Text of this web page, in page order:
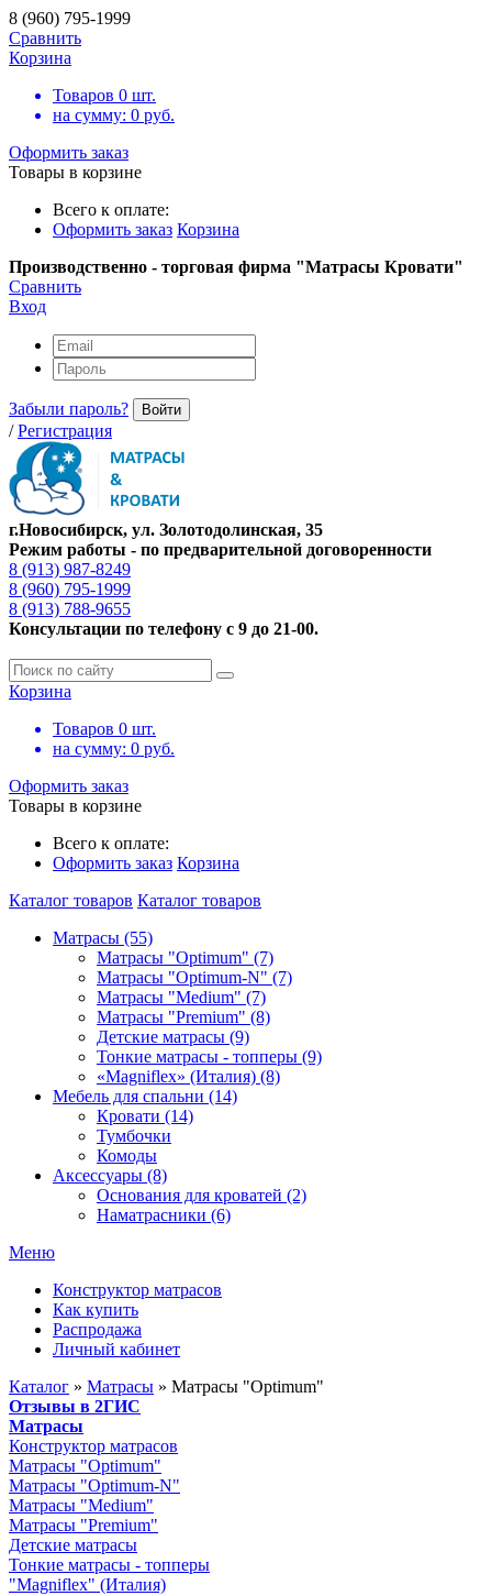
8 (960) 795-1999
Сравнить
Корзина
Товаров 0 шт.
на сумму: 0 руб.
Оформить заказ
Товары в корзине
Всего к оплате:
Оформить заказ Корзина
Производственно - торговая фирма "Матрасы Кровати"
Сравнить
Вход
Забыли пароль? Войти
/ Регистрация
г.Новосибирск, ул. Золотодолинская, 35
Режим работы - по предварительной договоренности
8 (913) 987-8249
8 (960) 795-1999
8 (913) 788-9655
Консультации по телефону с 9 до 21-00.
Корзина
Товаров 0 шт.
на сумму: 0 руб.
Оформить заказ
Товары в корзине
Всего к оплате:
Оформить заказ Корзина
Каталог товаров Каталог товаров
Матрасы (55)
Матрасы "Optimum" (7)
Матрасы "Optimum-N" (7)
Матрасы "Medium" (7)
Матрасы "Premium" (8)
Детские матрасы (9)
Тонкие матрасы - топперы (9)
«Magniflex» (Италия) (8)
Мебель для спальни (14)
Кровати (14)
Тумбочки
Комоды
Аксессуары (8)
Основания для кроватей (2)
Наматрасники (6)
Меню
Конструктор матрасов
Как купить
Распродажа
Личный кабинет
Каталог » Матрасы » Матрасы "Optimum"
Отзывы в 2ГИС
Матрасы
Конструктор матрасов
Матрасы "Optimum"
Матрасы "Optimum-N"
Матрасы "Medium"
Матрасы "Premium"
Детские матрасы
Тонкие матрасы - топперы
"Magniflex" (Италия)